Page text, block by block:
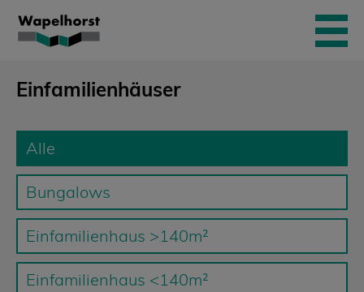
Skip
Einfamilienhäuser
Alle
Bungalows
Einfamilienhaus >140m²
Einfamilienhaus <140m²